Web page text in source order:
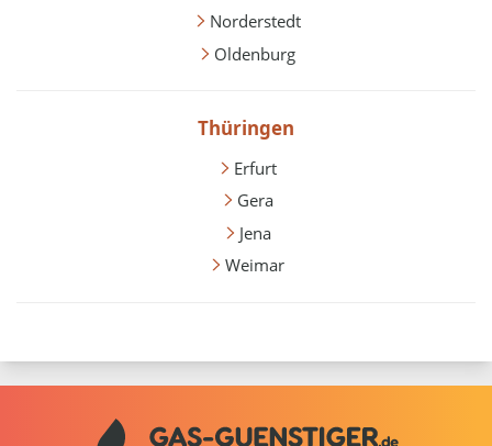
Norderstedt
Oldenburg
Thüringen
Erfurt
Gera
Jena
Weimar